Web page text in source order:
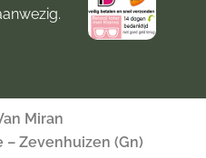
Miran
– Zevenhuizen (Gn)